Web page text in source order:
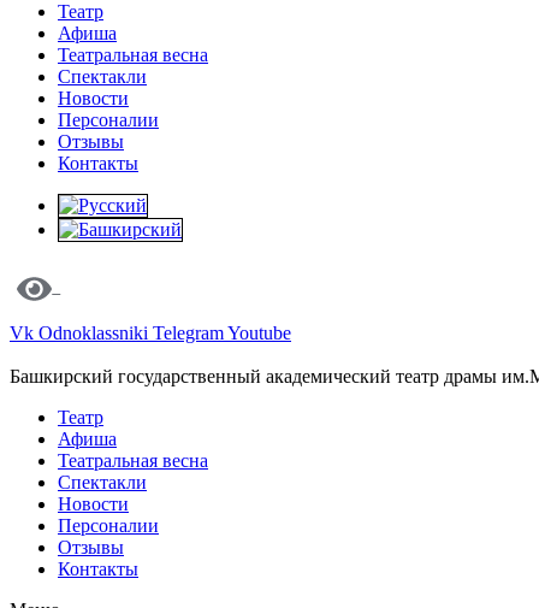
Театр
Афиша
Театральная весна
Спектакли
Новости
Персоналии
Отзывы
Контакты
Vk Odnoklassniki TelegramYoutube
Башкирский государственный академический театр драмы
Театр
Афиша
Театральная весна
Спектакли
Новости
Персоналии
Отзывы
Контакты